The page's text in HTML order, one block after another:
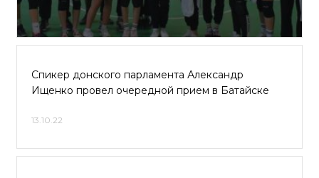
Спикер донского парламента Александр
Ищенко провел очередной прием в Батайске
13.10.22